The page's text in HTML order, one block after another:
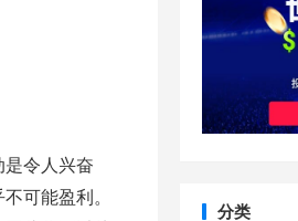
令人兴奋
可能盈利。
分类